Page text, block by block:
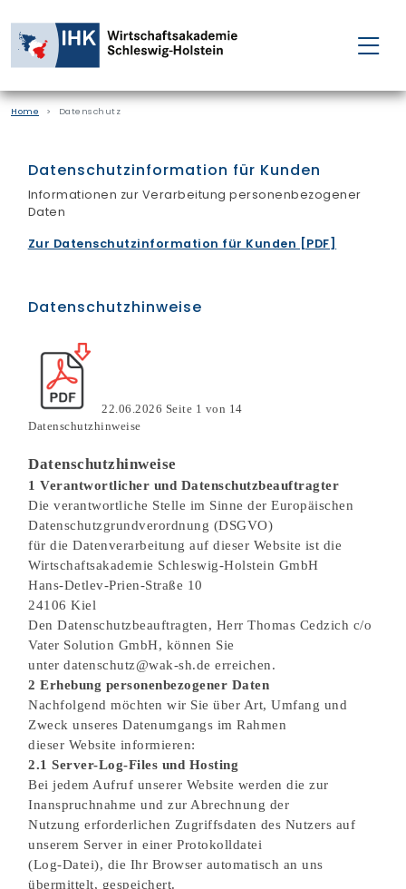
FÜR EINZELPERSONEN
FÜR UNTERNEHMEN
PROJEKTE
ÜBER UNS
Finden Sie Ihre Weiterbildung
Home Datenschutz
Datenschutzinformation für Kunden
Informationen zur Verarbeitung personenbezogener
Daten
Zur Datenschutzinformation für Kunden [PDF]
Datenschutzhinweise